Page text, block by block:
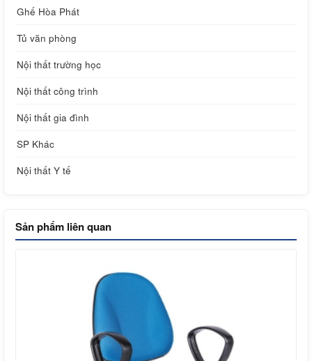
Ghế Hòa Phát
Tủ văn phòng
Nội thất trường học
Nội thất công trình
Nội thất gia đình
SP Khác
Nội thất Y tế
Sản phẩm liên quan